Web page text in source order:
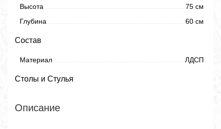
Высота
75 см
Глубина
60 см
Состав
Материал ЛДСП
Столы и Стулья
Описание